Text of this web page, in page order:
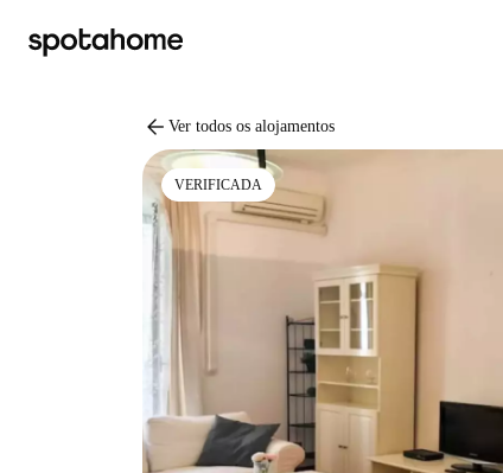
arrow_back Ver todos os alojamentos
VERIFICADA